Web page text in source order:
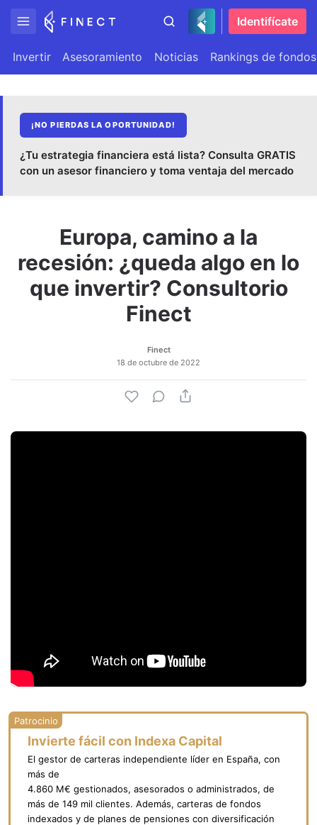
Identifícate
Invertir Asesoramiento Noticias Rankings de fondos
¡NO PIERDAS LA OPORTUNIDAD!
¿Tu estrategia financiera está lista? Consulta GRATIS
con un asesor financiero y toma ventaja del mercado
Europa, camino a la
recesión: ¿queda algo en lo
que invertir? Consultorio
Finect
Finect
18 de octubre de 2022
Invierte fácil con Indexa Capital
El gestor de carteras independiente líder en España, con
más de
4.860 M€ gestionados, asesorados o administrados, de
más de 149 mil clientes. Además, carteras de fondos
indexados y de planes de pensiones con diversificación